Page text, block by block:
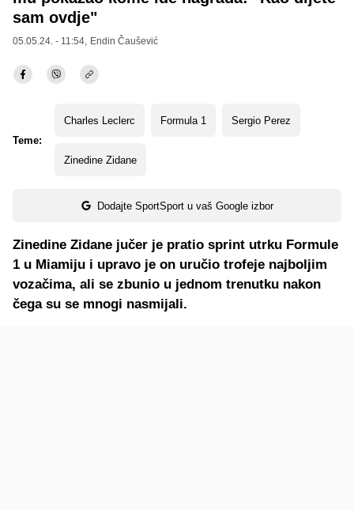
sam ovdje"
05.05.24. - 11:54, Endin Čaušević
Teme:
Charles Leclerc Formula 1 Sergio Perez
Zinedine Zidane
Dodajte SportSport u vaš Google izbor
Zinedine Zidane jučer je pratio sprint utrku Formule
1 u Miamiju i upravo je on uručio trofeje najboljim
vozačima, ali se zbunio u jednom trenutku nakon
čega su se mnogi nasmijali.